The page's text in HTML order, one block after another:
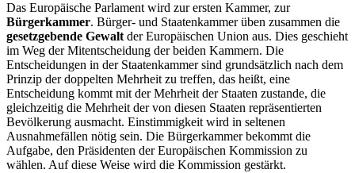
Das Europäische Parlament wird zur ersten Kammer, zur
Bürgerkammer. Bürger- und Staatenkammer üben zusammen die
gesetzgebende Gewalt der Europäischen Union aus. Dies geschieht
im Weg der Mitentscheidung der beiden Kammern. Die
Entscheidungen in der Staatenkammer sind grundsätzlich nach dem
Prinzip der doppelten Mehrheit zu treffen, das heißt, eine
Entscheidung kommt mit der Mehrheit der Staaten zustande, die
gleichzeitig die Mehrheit der von diesen Staaten repräsentierten
Bevölkerung ausmacht. Einstimmigkeit wird in seltenen
Ausnahmefällen nötig sein. Die Bürgerkammer bekommt die
Aufgabe, den Präsidenten der Europäischen Kommission zu
wählen. Auf diese Weise wird die Kommission gestärkt.